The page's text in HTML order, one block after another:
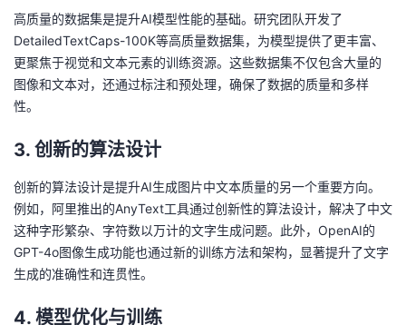
高质量的数据集是提升AI模型性能的基础。研究团队开发了
DetailedTextCaps-100K等高质量数据集，为模型提供了更丰富、
更聚焦于视觉和文本元素的训练资源。这些数据集不仅包含大量的
图像和文本对，还通过标注和预处理，确保了数据的质量和多样
性。
3. 创新的算法设计
创新的算法设计是提升AI生成图片中文本质量的另一个重要方向。
例如，阿里推出的AnyText工具通过创新性的算法设计，解决了中文
这种字形繁杂、字符数以万计的文字生成问题。此外，OpenAI的
GPT-4o图像生成功能也通过新的训练方法和架构，显著提升了文字
生成的准确性和连贯性。
4. 模型优化与训练